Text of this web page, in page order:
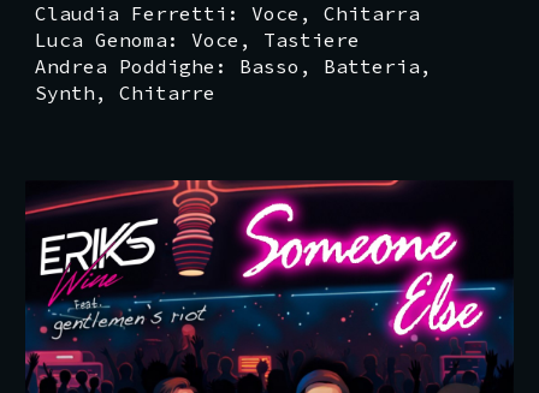
Claudia Ferretti: Voce, Chitarra
Luca Genoma :Voce , Tastiere
Andrea Poddighe : Basso, Batteria ,
Synth ,Chitarre